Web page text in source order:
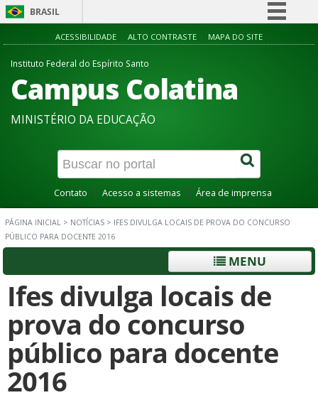
BRASIL
Simplifique!
Acesso à informação
Canais
ACESSIBILIDADE ALTO CONTRASTE MAPA DO SITE
Instituto Federal do Espírito Santo
Campus Colatina
MINISTÉRIO DA EDUCAÇÃO
Contato Acesso a sistemas Área de imprensa
PÁGINA INICIAL > NOTÍCIAS > IFES DIVULGA LOCAIS DE PROVA DO CONCURSO
PÚBLICO PARA DOCENTE 2016
MENU
Ifes divulga locais de
prova do concurso
público para docente
2016